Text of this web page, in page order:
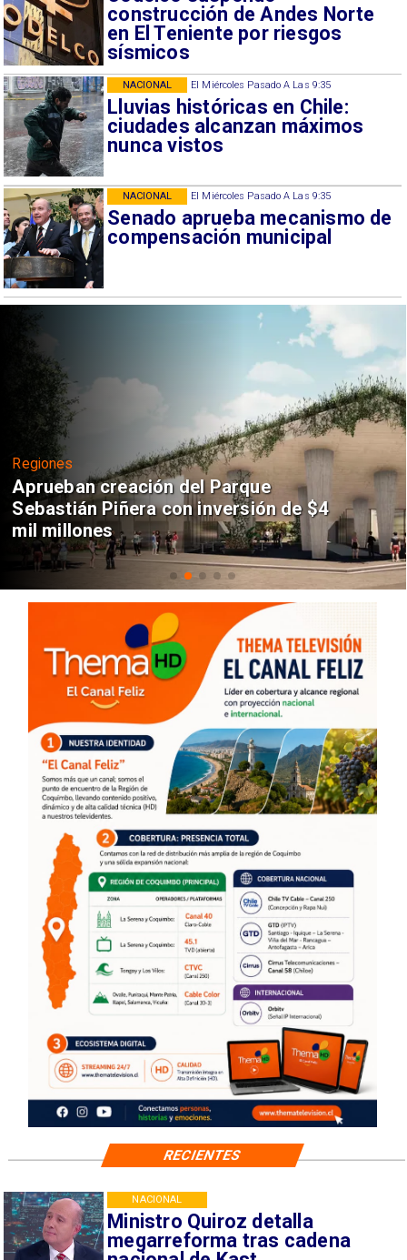
construcción de Andes Norte
en El Teniente por riesgos
sísmicos
El Miércoles Pasado A Las 9:35
Lluvias históricas en Chile:
ciudades alcanzan máximos
nunca vistos
NACIONAL
El Miércoles Pasado A Las 9:35
Senado aprueba mecanismo de
compensación municipal
NACIONAL
Regiones
Aprueban creación del Parque
Sebastián Piñera con inversión de $4
mil millones
Ministro Quiroz detalla
megarreforma tras cadena
NACIONAL
RECIENTES